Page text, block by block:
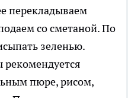
перекладываем
со сметаной. По
зеленью.
пюре, рисом,